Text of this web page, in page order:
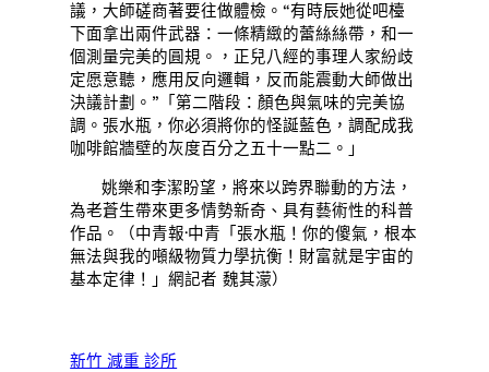
議，大師磋商著要往做體檢。“有時辰她從吧檯
下面拿出兩件武器：一條精緻的蕾絲絲帶，和一
個測量完美的圓規。，正兒八經的事理人家紛歧
定愿意聽，應用反向邏輯，反而能震動大師做出
決議計劃。”「第二階段：顏色與氣味的完美協
調。張水瓶，你必須將你的怪誕藍色，調配成我
咖啡館牆壁的灰度百分之五十一點二。」
姚樂和李潔盼望，將來以跨界聯動的方法，
為老蒼生帶來更多情勢新奇、具有藝術性的科普
作品。（中青報·中青「張水瓶！你的傻氣，根本
無法與我的噸級物質力學抗衡！財富就是宇宙的
基本定律！」網記者 魏其濛）
新竹 減重 診所